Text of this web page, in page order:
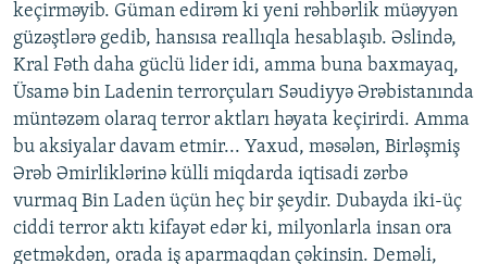
keçirməyib. Güman edirəm ki yeni rəhbərlik müəyyən
güzəştlərə gedib, hansısa reallıqla hesablaşıb. Əslində,
Kral Fəth daha güclü lider idi, amma buna baxmayaq,
Üsamə bin Ladenin terrorçuları Səudiyyə Ərəbistanında
müntəzəm olaraq terror aktları həyata keçirirdi. Amma
bu aksiyalar davam etmir... Yaxud, məsələn, Birləşmiş
Ərəb Əmirliklərinə külli miqdarda iqtisadi zərbə
vurmaq Bin Laden üçün heç bir şeydir. Dubayda iki-üç
ciddi terror aktı kifayət edər ki, milyonlarla insan ora
getməkdən, orada iş aparmaqdan çəkinsin. Deməli,